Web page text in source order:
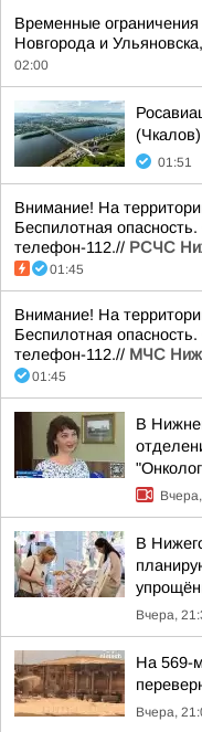
Временные
Новгорода и
02:00
(Чкалов)
01:51
Внимание! На
Беспилотная
телефон-112.// РСЧС
01:45
Внимание! На
Беспилотная
телефон-112.// МЧС
01:45
В
В
Вчера,
На 569-
Вчера,